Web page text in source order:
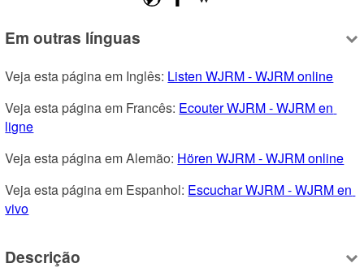
Em outras línguas
Veja esta página em Inglês: Listen WJRM - WJRM online
Veja esta página em Francês: Ecouter WJRM - WJRM en
ligne
Veja esta página em Alemão: Hören WJRM - WJRM online
Veja esta página em Espanhol: Escuchar WJRM - WJRM en
vivo
Descrição